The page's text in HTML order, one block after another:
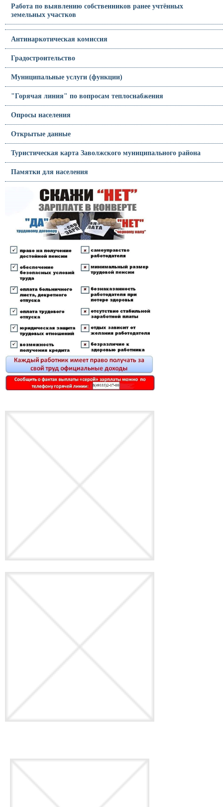
Работа по выявлению собственников ранее учтённых
земельных участков
Антинаркотическая комиссия
Градостроительство
Муниципальные услуги (функции)
"Горячая линия" по вопросам теплоснабжения
Опросы населения
Открытые данные
Туристическая карта Заволжского муниципального района
Памятки для населения